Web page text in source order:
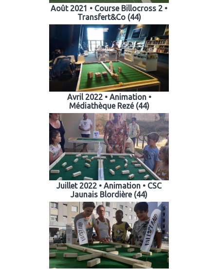
Août 2021 • Course Billocross 2 •
Transfert&Co (44)
Avril 2022 • Animation •
Médiathèque Rezé (44)
Juillet 2022 • Animation • CSC
Jaunais Blordière (44)